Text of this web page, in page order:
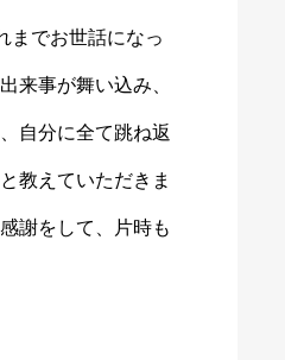
までお世話になっ
来事が舞い込み、
自分に全て跳ね返
教えていただきま
謝をして、片時も